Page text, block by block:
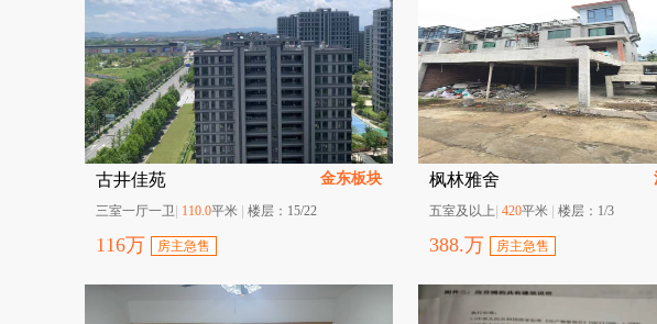
古井佳苑 金东板块
三室一厅一卫 110.0平米 楼层： 15/22
116万 房主急售
枫林雅舍
五室及以上 420平米 楼层： 1/3
388.万 房主急售